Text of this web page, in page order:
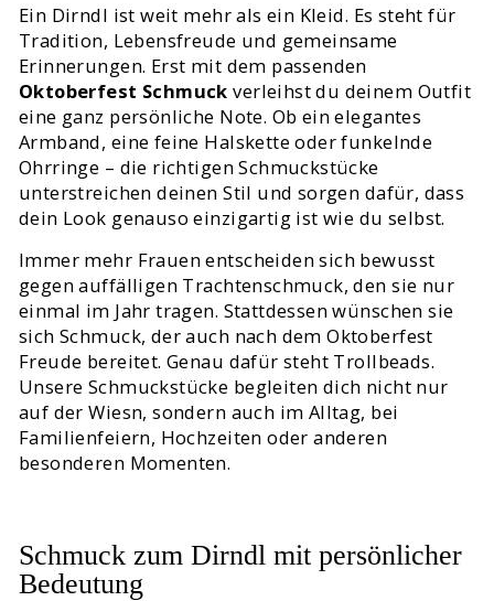
Ein Dirndl ist weit mehr als ein Kleid. Es steht für
Tradition, Lebensfreude und gemeinsame
Erinnerungen. Erst mit dem passenden
Oktoberfest Schmuck verleihst du deinem Outfit
eine ganz persönliche Note. Ob ein elegantes
Armband, eine feine Halskette oder funkelnde
Ohrringe – die richtigen Schmuckstücke
unterstreichen deinen Stil und sorgen dafür, dass
dein Look genauso einzigartig ist wie du selbst.
Immer mehr Frauen entscheiden sich bewusst
gegen auffälligen Trachtenschmuck, den sie nur
einmal im Jahr tragen. Stattdessen wünschen sie
sich Schmuck, der auch nach dem Oktoberfest
Freude bereitet. Genau dafür steht Trollbeads.
Unsere Schmuckstücke begleiten dich nicht nur
auf der Wiesn, sondern auch im Alltag, bei
Familienfeiern, Hochzeiten oder anderen
besonderen Momenten.
Schmuck zum Dirndl mit persönlicher
Bedeutung